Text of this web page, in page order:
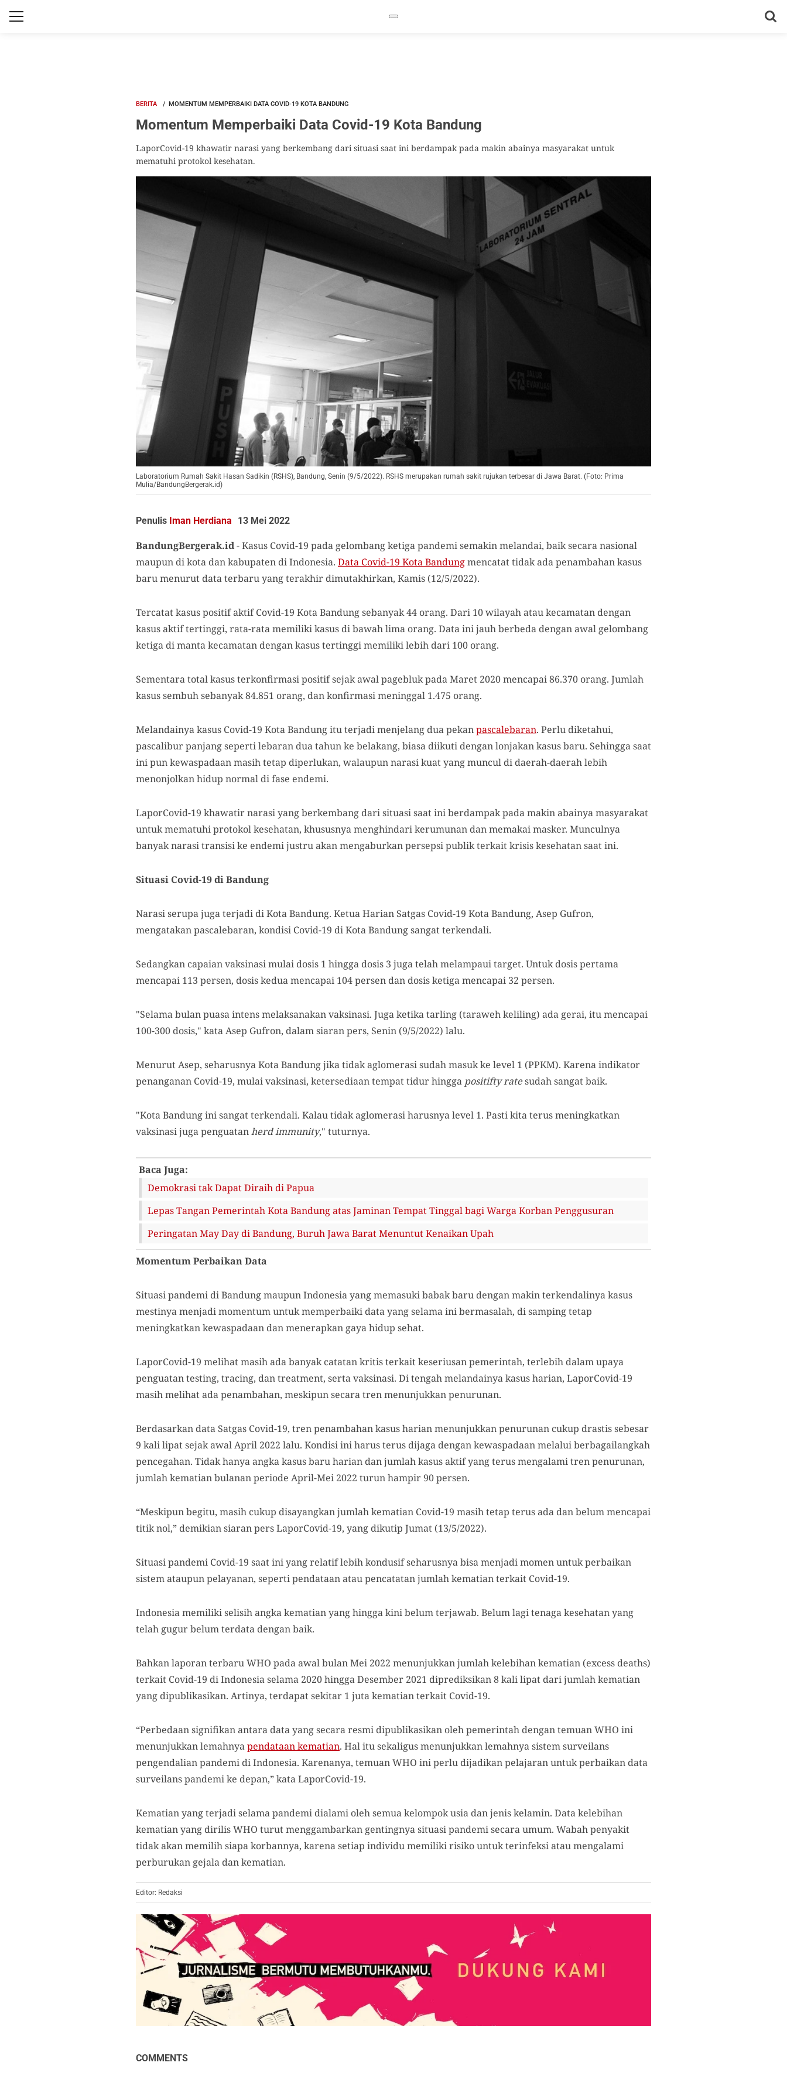
BERITA MOMENTUM MEMPERBAIKI DATA COVID-19 KOTA BANDUNG
Momentum Memperbaiki Data Covid-19 Kota Bandung
LaporCovid-19 khawatir narasi yang berkembang dari situasi saat ini berdampak pada makin abainya masyarakat untuk
mematuhi protokol kesehatan.
Laboratorium Rumah Sakit Hasan Sadikin (RSHS), Bandung, Senin (9/5/2022). RSHS merupakan rumah sakit rujukan terbesar di Jawa Barat. (Foto: Prima
Mulia/BandungBergerak.id)
Penulis Iman Herdiana 13 Mei 2022
BandungBergerak.id-Kasus Covid-19 pada gelombang ketiga pandemi semakin melandai, baik secara nasional
maupun di kota dan kabupaten di Indonesia. Data Covid-19 Kota Bandungmencatat tidak ada penambahan kasus
baru menurut data terbaru yang terakhir dimutakhirkan, Kamis (12/5/2022).
Tercatat kasus positif aktif Covid-19 Kota Bandung sebanyak 44 orang. Dari 10 wilayah atau kecamatan dengan
kasus aktif tertinggi, rata-rata memiliki kasus di bawah lima orang. Data ini jauh berbeda dengan awal gelombang
ketiga di manta kecamatan dengan kasus tertinggi memiliki lebih dari 100 orang.
Sementara total kasus terkonfirmasi positif sejak awal pagebluk pada Maret 2020 mencapai 86.370 orang. Jumlah
kasus sembuh sebanyak 84.851 orang, dan konfirmasi meninggal 1.475 orang.
Melandainya kasus Covid-19 Kota Bandung itu terjadi menjelang dua pekanpascalebaran. Perlu diketahui,
pascalibur panjang seperti lebaran dua tahun ke belakang, biasa diikuti dengan lonjakan kasus baru. Sehingga saat
ini pun kewaspadaan masih tetap diperlukan, walaupun narasi kuat yang muncul di daerah-daerah lebih
menonjolkan hidup normal di fase endemi.
LaporCovid-19 khawatir narasi yang berkembang dari situasi saat ini berdampak pada makin abainya masyarakat
untuk mematuhi protokol kesehatan, khususnya menghindari kerumunan dan memakai masker. Munculnya
banyak narasi transisi ke endemi justru akan mengaburkan persepsi publik terkait krisis kesehatan saat ini.
Situasi Covid-19 di Bandung
Narasi serupa juga terjadi di Kota Bandung. Ketua Harian Satgas Covid-19 Kota Bandung, Asep Gufron,
mengatakan pascalebaran, kondisi Covid-19 di Kota Bandung sangat terkendali.
Sedangkan capaian vaksinasi mulai dosis 1 hingga dosis 3 juga telah melampaui target. Untuk dosis pertama
mencapai 113 persen, dosis kedua mencapai 104 persen dan dosis ketiga mencapai 32 persen.
"Selama bulan puasa intens melaksanakan vaksinasi. Juga ketika tarling (taraweh keliling) ada gerai, itu mencapai
100-300 dosis," kata Asep Gufron, dalam siaran pers, Senin (9/5/2022) lalu.
Menurut Asep, seharusnya Kota Bandung jika tidak aglomerasi sudah masuk ke level 1 (PPKM). Karena indikator
penanganan Covid-19, mulai vaksinasi, ketersediaan tempat tidur hingga positifty ratesudah sangat baik.
"Kota Bandung ini sangat terkendali. Kalau tidak aglomerasi harusnya level 1. Pasti kita terus meningkatkan
vaksinasi juga penguatanherd immunity," tuturnya.
Baca Juga:
Demokrasi tak Dapat Diraih di Papua
Lepas Tangan Pemerintah Kota Bandung atas Jaminan Tempat Tinggal bagi Warga Korban Penggusuran
Peringatan May Day di Bandung, Buruh Jawa Barat Menuntut Kenaikan Upah
Momentum Perbaikan Data
Situasi pandemi di Bandung maupun Indonesia yang memasuki babak baru dengan makin terkendalinya kasus
mestinya menjadi momentum untuk memperbaiki data yang selama ini bermasalah, di samping tetap
meningkatkan kewaspadaan dan menerapkan gaya hidup sehat.
LaporCovid-19 melihat masih ada banyak catatan kritis terkait keseriusan pemerintah, terlebih dalam upaya
penguatan testing, tracing, dan treatment, serta vaksinasi. Di tengah melandainya kasus harian, LaporCovid-19
masih melihat ada penambahan, meskipun secara tren menunjukkan penurunan.
Berdasarkan data Satgas Covid-19, tren penambahan kasus harian menunjukkan penurunan cukup drastis sebesar
9 kali lipat sejak awal April 2022 lalu. Kondisi ini harus terus dijaga dengan kewaspadaan melalui berbagailangkah
pencegahan. Tidak hanya angka kasus baru harian dan jumlah kasus aktif yang terus mengalami tren penurunan,
jumlah kematian bulanan periode April-Mei 2022 turun hampir 90 persen.
“Meskipun begitu, masih cukup disayangkan jumlah kematian Covid-19 masih tetap terus ada dan belum mencapai
titik nol,” demikian siaran pers LaporCovid-19, yang dikutip Jumat (13/5/2022).
Situasi pandemi Covid-19 saat ini yang relatif lebih kondusif seharusnya bisa menjadi momen untuk perbaikan
sistem ataupun pelayanan, seperti pendataan atau pencatatan jumlah kematian terkait Covid-19.
Indonesia memiliki selisih angka kematian yang hingga kini belum terjawab. Belum lagi tenaga kesehatan yang
telah gugur belum terdata dengan baik.
Bahkan laporan terbaru WHO pada awal bulan Mei 2022 menunjukkan jumlah kelebihan kematian (excess deaths)
terkait Covid-19 di Indonesia selama 2020 hingga Desember 2021 diprediksikan 8 kali lipat dari jumlah kematian
yang dipublikasikan. Artinya, terdapat sekitar 1 juta kematian terkait Covid-19.
“Perbedaan signifikan antara data yang secara resmi dipublikasikan oleh pemerintah dengan temuan WHO ini
menunjukkan lemahnyapendataan kematian. Hal itu sekaligus menunjukkan lemahnya sistem surveilans
pengendalian pandemi di Indonesia. Karenanya, temuan WHO ini perlu dijadikan pelajaran untuk perbaikan data
surveilans pandemi ke depan,” kata LaporCovid-19.
Kematian yang terjadi selama pandemi dialami oleh semua kelompok usia dan jenis kelamin. Data kelebihan
kematian yang dirilis WHO turut menggambarkan gentingnya situasi pandemi secara umum. Wabah penyakit
tidak akan memilih siapa korbannya, karena setiap individu memiliki risiko untuk terinfeksi atau mengalami
perburukan gejala dan kematian.
Editor: Redaksi
COMMENTS